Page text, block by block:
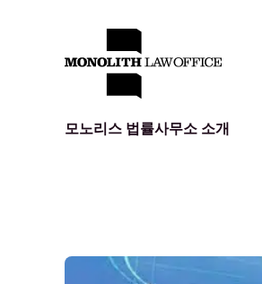
모노리스 법률사무소 소개
개인정보 보호